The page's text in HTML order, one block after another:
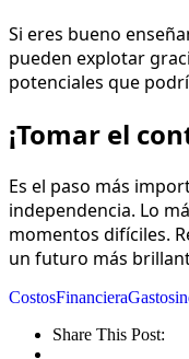
Si eres bueno
pueden explotar
potenciales que
¡Tomar el
Es el paso más
independencia. Lo
momentos difíciles.
un futuro más
CostosFinancieraGastos
Share This Post: